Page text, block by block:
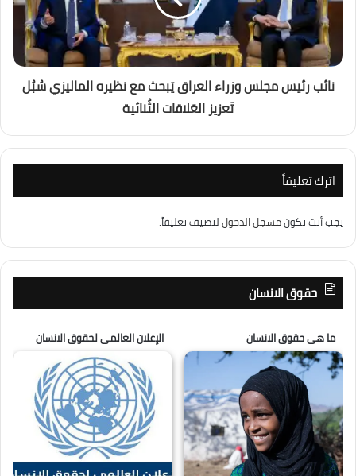
نائب رئيس مجلس وزراء العراق يَبحث مع نظيره الماليزي سُبُل
تَعزيز العَلاقات الثُنائية
اترك تعليقاً
يجب أنت تكونمسجل الدخوللتضيف تعليقاً.
حقوق الانسان
ما هى حقوق الانسان الإعلان العالمى لحقوق الانسان